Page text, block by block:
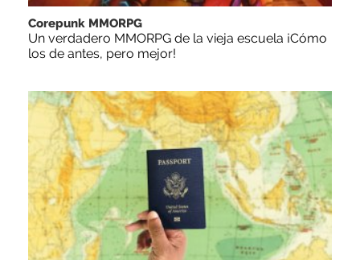
Corepunk MMORPG
Un verdadero MMORPG de la vieja escuela ¡Cómo
los de antes, pero mejor!